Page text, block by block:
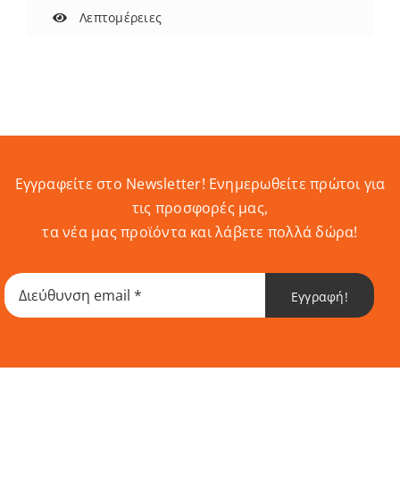
Λεπτομέρειες
Εγγραφείτε στο Newsletter! Eνημερωθείτε πρώτοι για
τις προσφορές μας,
τα νέα μας προϊόντα και λάβετε πολλά δώρα!
Εγγραφή!